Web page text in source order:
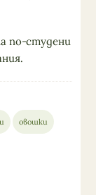
по-студени
овошки